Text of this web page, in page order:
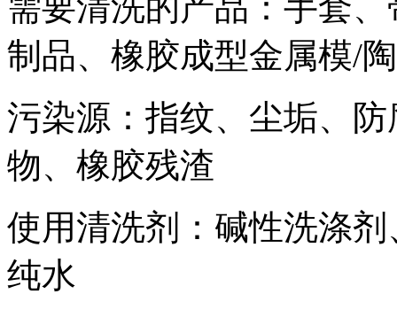
制品、橡胶成型金属模/
污染源：指纹、尘垢、
物、橡胶残渣
使用清洗剂：碱性洗涤
纯水